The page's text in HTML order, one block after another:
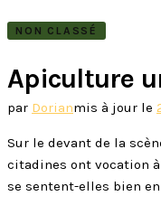
NON CLASSÉ
Apiculture
par Dorianmis à jour le
Sur le devant de la
citadines ont vocation
se sentent-elles bien